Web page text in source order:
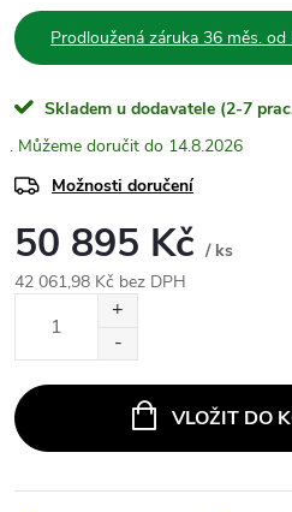
Prodloužená záruka 36 měs. od
Skladem u dodavatele (2-7
14.8.2026
Možnosti doručení
50 895 Kč / ks
42 061,98 Kč bez DPH
VLOŽIT DO